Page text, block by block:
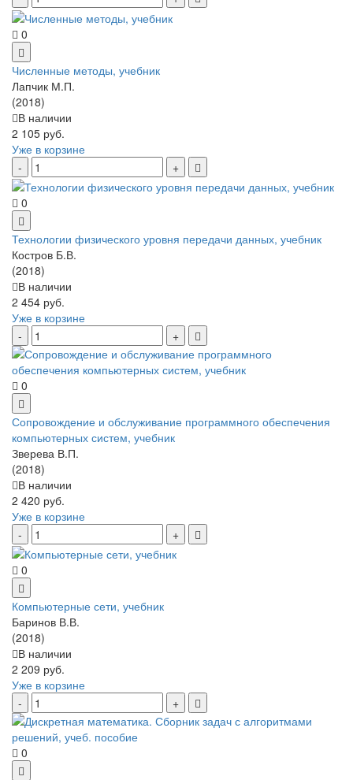
0
Численные методы, учебник
Лапчик М.П.
(2018)
В наличии
2 105 руб.
Уже в корзине
0
Технологии физического уровня передачи данных, учебник
Костров Б.В.
(2018)
В наличии
2 454 руб.
Уже в корзине
0
Сопровождение и обслуживание программного обеспечения
компьютерных систем, учебник
Зверева В.П.
(2018)
В наличии
2 420 руб.
Уже в корзине
0
Компьютерные сети, учебник
Баринов В.В.
(2018)
В наличии
2 209 руб.
Уже в корзине
0